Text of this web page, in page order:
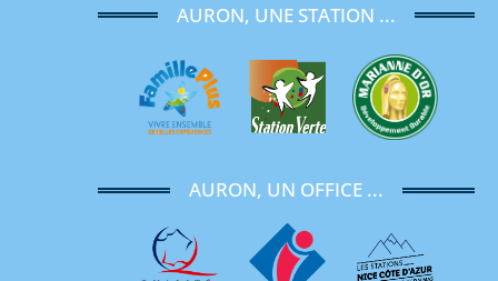
AURON, UNE STATION ...
AURON, UN OFFICE ...